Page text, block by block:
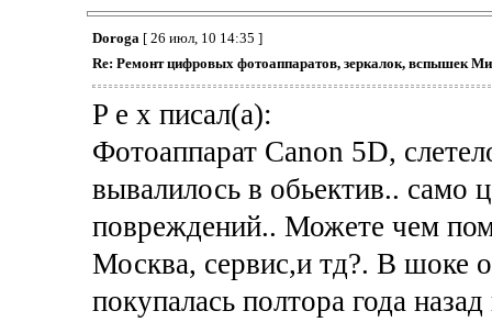
Doroga [ 26 июл, 10 14:35 ]
Re: Ремонт цифровых фотоаппаратов, зеркалок, вспышек
P e x писал(а):
Фотоаппарат Canon 5D,
вывалилось в обьектив.. само
повреждений.. Можете чем
Москва, сервис,и тд?. В шоке
покупалась полтора года